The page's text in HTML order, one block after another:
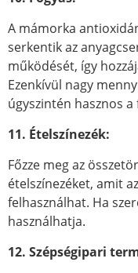
A mámorka
serkentik az
működését, így
Ezenkívül nagy
úgyszintén hasznos
11. Ételszínezék:
Főzze meg az
ételszínezéket, amit
felhasználhat. Ha
használhatja.
12. Szépségipari